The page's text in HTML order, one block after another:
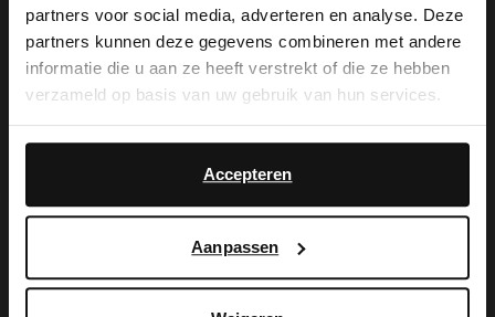
partners voor social media, adverteren en analyse. Deze
partners kunnen deze gegevens combineren met andere
informatie die u aan ze heeft verstrekt of die ze hebben
verzameld op basis van uw gebruik van hun services.
Accepteren
Aanpassen
weißer Sohle der Marke Manfield. Als
Lederpflege empfehlen wir das
transparente Veloursleder-/Nubuk-Spray.
Produktdetails
Lieferung & Rücksendung
It looks like your language isn't Dutch. Would
you like to switch to English?
English